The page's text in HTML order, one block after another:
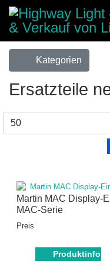
Kategorien
Ersatzteile
Martin MAC Display-
MAC-Serie
Preis
Produktinfo